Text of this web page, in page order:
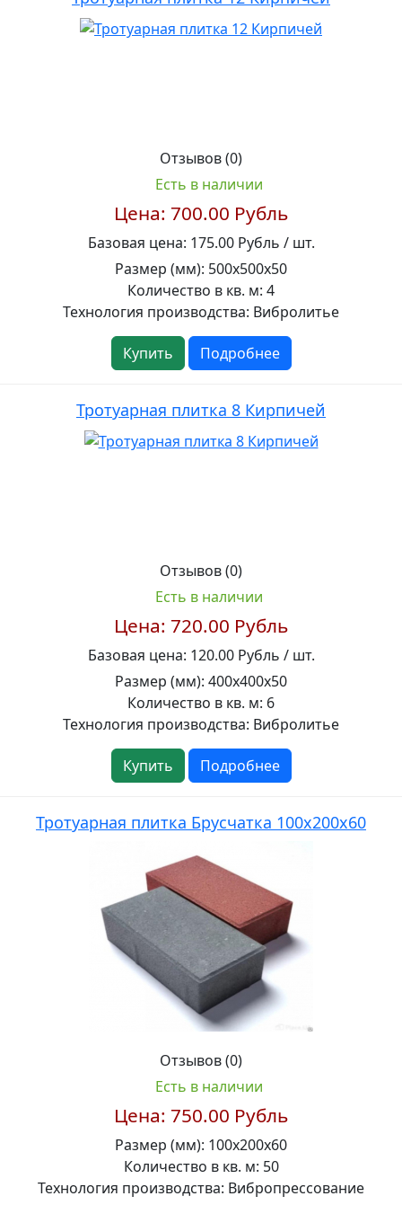
Отзывов (0)
Есть в наличии
Цена: 700.00 Рубль
Базовая цена: 175.00 Рубль / шт.
Размер (мм): 500х500х50
Количество в кв. м: 4
Технология производства: Вибролитье
Купить Подробнее
Тротуарная плитка 8 Кирпичей
Отзывов (0)
Есть в наличии
Цена: 720.00 Рубль
Базовая цена: 120.00 Рубль / шт.
Размер (мм): 400х400х50
Количество в кв. м: 6
Технология производства: Вибролитье
Купить Подробнее
Тротуарная плитка Брусчатка 100х200х60
Отзывов (0)
Есть в наличии
Цена: 750.00 Рубль
Размер (мм): 100х200х60
Количество в кв. м: 50
Технология производства: Вибропрессование